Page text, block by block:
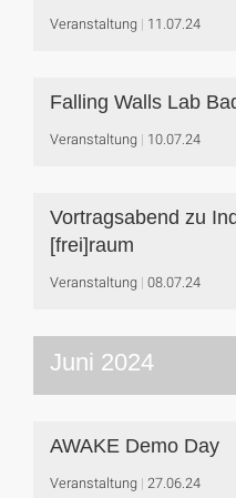
Veranstaltung 11.07.24
Falling Walls Lab
Veranstaltung 10.07.24
Vortragsabend zu
[frei]raum
Veranstaltung 08.07.24
Juni 2024
AWAKE Demo Day
Veranstaltung 27.06.24